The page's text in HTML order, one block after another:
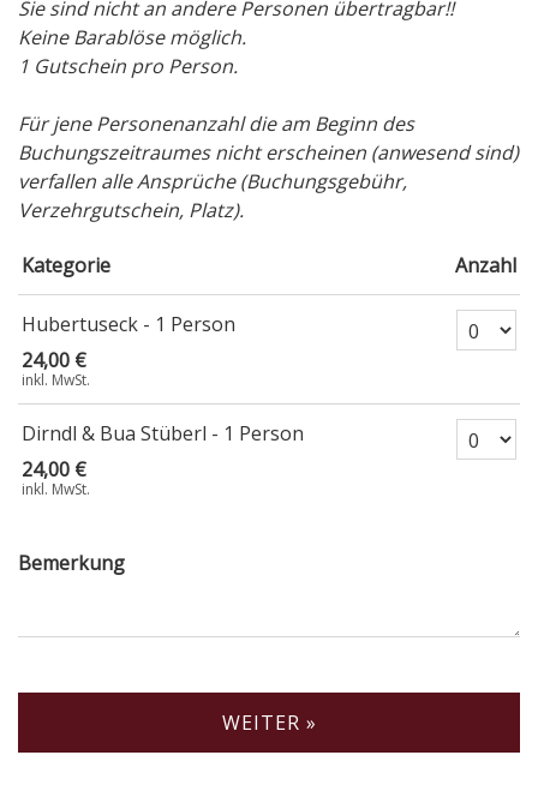
Sie sind nicht an andere Personen übertragbar!!
Keine Barablöse möglich.
1 Gutschein pro Person.
Für jene Personenanzahl die am Beginn des
Buchungszeitraumes nicht erscheinen (anwesend sind)
verfallen alle Ansprüche (Buchungsgebühr,
Verzehrgutschein, Platz).
Kategorie Anzahl
Hubertuseck - 1 Person
24,00 €
inkl. MwSt.
Anzahl
Dirndl & Bua Stüberl - 1 Person
24,00 €
inkl. MwSt.
Anzahl
Bemerkung
WEITER »